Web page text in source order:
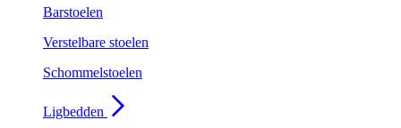
Barstoelen
Verstelbare stoelen
Schommelstoelen
Ligbedden